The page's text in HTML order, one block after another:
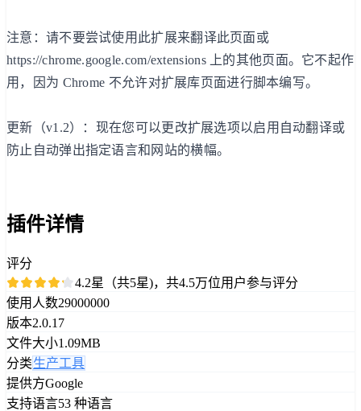
注意：请不要尝试使用此扩展来翻译此页面或
https://chrome.google.com/extensions 上的其他页面。它不起作
用，因为 Chrome 不允许对扩展库页面进行脚本编写。
更新（v1.2）：现在您可以更改扩展选项以启用自动翻译或
防止自动弹出指定语言和网站的横幅。
插件详情
评分
4.2星（共5星)，共4.5万位用户参与评分
使用人数29000000
版本2.0.17
文件大小1.09MB
分类生产工具
提供方Google
支持语言53 种语言